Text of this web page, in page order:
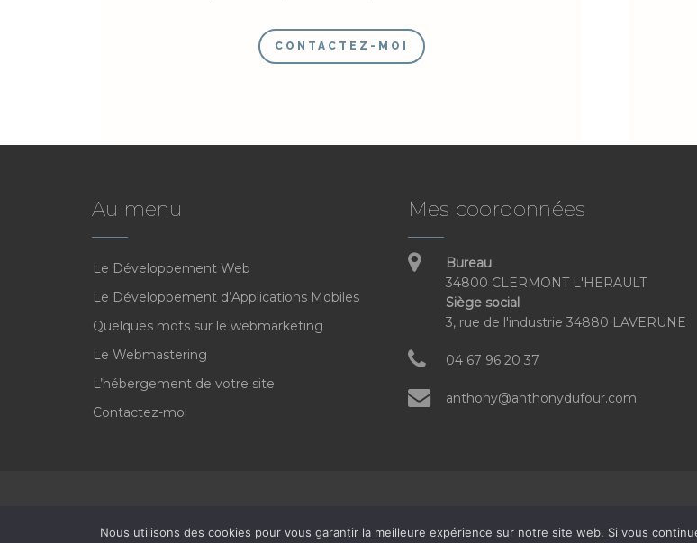
CONTACTEZ-MOI
Au menu
Le Développement Web
Le Développement d’Applications Mobiles
Quelques mots sur le webmarketing
Le Webmastering
L’hébergement de votre site
Contactez-moi
Mes coordonnées
Bureau
34800 CLERMONT L'HERAULT
Siège social
3, rue de l'industrie 34880 LAVERUNE
04 67 96 20 37
anthony@anthonydufour.com
Nous utilisons des cookies pour vous garantir la meilleure expérience sur notre site web. Si vous